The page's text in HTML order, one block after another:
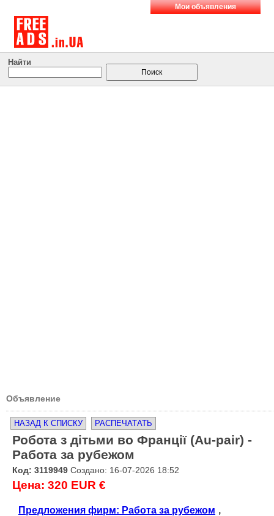
Мои объявления
Найти
Объявление
НАЗАД К СПИСКУ РАСПЕЧАТАТЬ
Робота з дітьми во Франції (Au-pair) -
Работа за рубежом
Код: 3119949 Создано: 16-07-2026 18:52
Цена: 320 EUR €
Предложения фирм: Работа за рубежом ,